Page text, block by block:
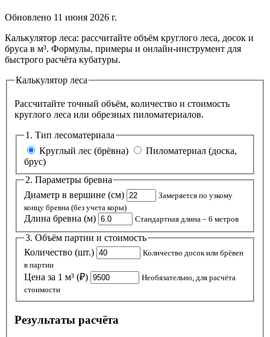
Обновлено 11 июня 2026 г.
Калькулятор леса: рассчитайте объём круглого леса, досок и
бруса в м³. Формулы, примеры и онлайн-инструмент для
быстрого расчёта кубатуры.
Калькулятор леса
Рассчитайте точный объём, количество и стоимость
круглого леса или обрезных пиломатериалов.
1. Тип лесоматериала
Круглый лес (брёвна)
брус)
2. Параметры бревна
Диаметр в вершине (см)
Замеряется по узкому
концу бревна (без учета коры)
Длина бревна (м) Стандартная длина – 6 метров
3. Объём партии и стоимость
Количество (шт.)
Количество досок или брёвен
в партии
Цена за 1 м³ (₽)
Необязательно, для расчёта
стоимости
Результаты расчёта